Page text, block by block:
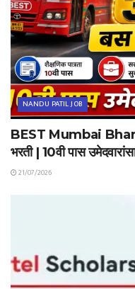
NANDU PATIL JOB
BEST Mumbai
भरती | 10वी पास
21/07/2026